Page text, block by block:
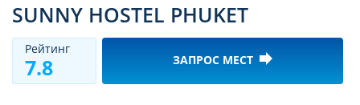
SUNNY HOSTEL PHUKET
Рeйтинг
7.8 ЗАПРОС МЕСТ forward